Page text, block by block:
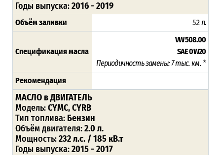
Годы выпуска:2016 - 2019
Объём заливки 5.2 л.
Спецификация масла
VW 508.00
SAE 0W20
Периодичность замены: 7 тыс. км. *
Рекомендация
МАСЛО в ДВИГАТЕЛЬ
Модель:CYMC, CYRB
Тип топлива: Бензин
Объём двигателя:2.0 л.
Мощность:232 л.с. / 185 кВ.т
Годы выпуска:2015 - 2017